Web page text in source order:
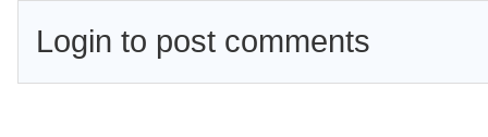
Login to post comments